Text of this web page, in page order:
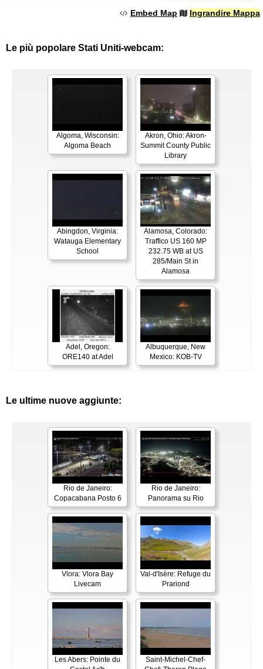
Embed Map Ingrandire Mappa
Le più popolare Stati Uniti-webcam:
Algoma, Wisconsin:
Algoma Beach
Akron, Ohio: Akron-
Summit County Public
Library
Abingdon, Virginia:
Watauga Elementary
School
Alamosa, Colorado:
Traffico US 160 MP
232.75 WB at US
285/Main St in
Alamosa
Adel, Oregon:
ORE140 at Adel
Albuquerque, New
Mexico: KOB-TV
Le ultime nuove aggiunte:
Rio de Janeiro:
Copacabana Posto 6
Rio de Janeiro:
Panorama su Rio
Vlora: Vlora Bay
Livecam
Val-d'Isère: Refuge du
Prariond
Les Abers: Pointe du
Saint-Michel-Chef-